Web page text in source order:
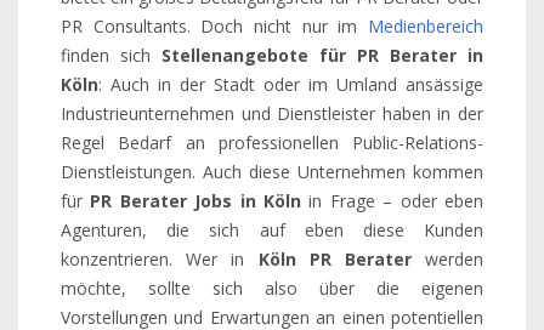
PR Consultants. Doch nicht nur im Medienbereich
finden sich Stellenangebote für PR Berater in
Köln: Auch in der Stadt oder im Umland ansässige
Industrieunternehmen und Dienstleister haben in der
Regel Bedarf an professionellen Public-Relations-
Dienstleistungen. Auch diese Unternehmen kommen
für PR Berater Jobs in Köln in Frage – oder eben
Agenturen, die sich auf eben diese Kunden
konzentrieren. Wer in Köln PR Beraterwerden
möchte, sollte sich also über die eigenen
Vorstellungen und Erwartungen an einen potentiellen